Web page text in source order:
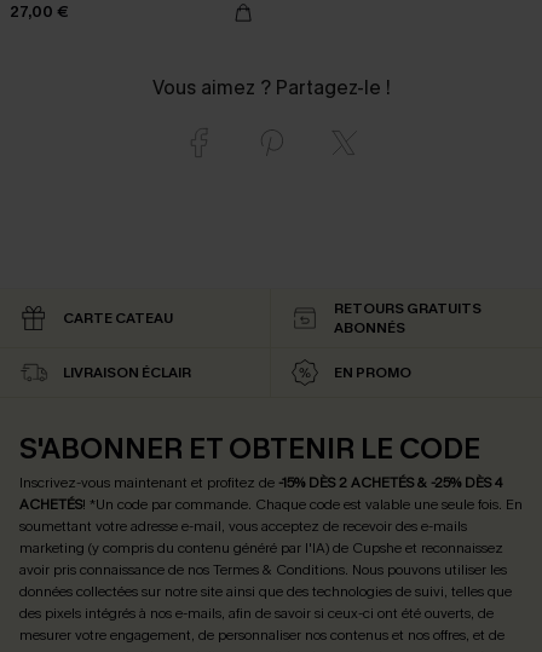
27,00 €
Vous aimez ? Partagez-le !
CARTE CATEAU
RETOURS GRATUITS
ABONNÉS
LIVRAISON ÉCLAIR EN PROMO
S'ABONNER ET OBTENIR LE CODE
Inscrivez-vous maintenant et profitez de -15% DÈS 2 ACHETÉS & -25% DÈS 4
ACHETÉS! *Un code par commande. Chaque code est valable une seule fois. En
soumettant votre adresse e-mail, vous acceptez de recevoir des e-mails
marketing (y compris du contenu généré par l'IA) de Cupshe et reconnaissez
avoir pris connaissance de nosTermes & Conditions. Nous pouvons utiliser les
données collectées sur notre site ainsi que des technologies de suivi, telles que
des pixels intégrés à nos e-mails, afin de savoir si ceux-ci ont été ouverts, de
mesurer votre engagement, de personnaliser nos contenus et nos offres, et de